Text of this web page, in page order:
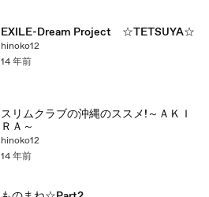
EXILE-Dream Project ☆TETSUYA☆
hinoko12
14 年前
スリムクラブの沖縄のススメ!～ＡＫＩ
ＲＡ～
hinoko12
14 年前